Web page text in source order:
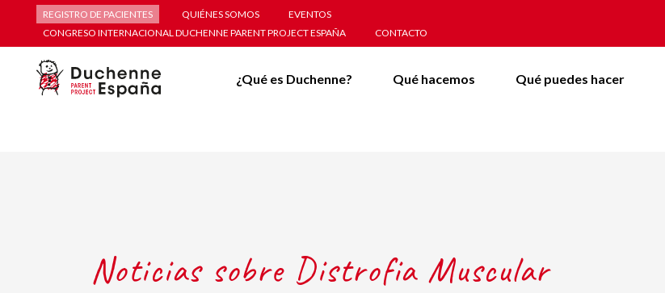
REGISTRO DE PACIENTES QUIÉNES SOMOS
EVENTOS
CONGRESO INTERNACIONAL DUCHENNE PARENT PROJECT ESPAÑA
CONTACTO
¿Qué es Duchenne? Qué hacemos Qué puedes hacer
Noticias sobre Distrofia Muscular